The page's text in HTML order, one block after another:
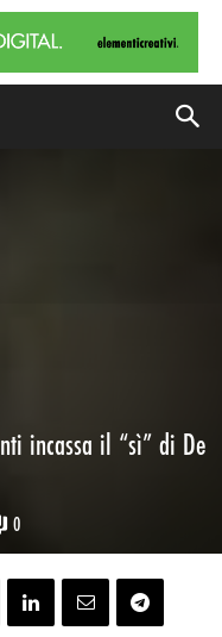
incassa il “sì” di De
0